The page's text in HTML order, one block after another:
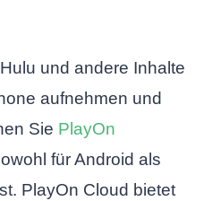
und andere Inhalte
aufnehmen und
Sie PlayOn
für Android als
PlayOn Cloud bietet